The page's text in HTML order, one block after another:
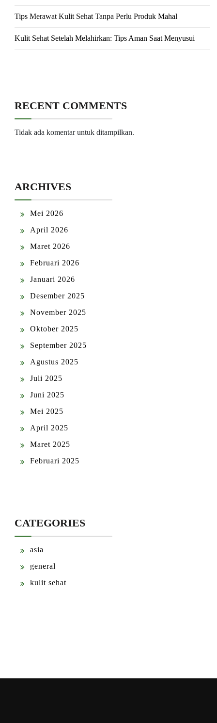
Tips Merawat Kulit Sehat Tanpa Perlu Produk Mahal
Kulit Sehat Setelah Melahirkan: Tips Aman Saat Menyusui
RECENT COMMENTS
Tidak ada komentar untuk ditampilkan.
ARCHIVES
Mei 2026
April 2026
Maret 2026
Februari 2026
Januari 2026
Desember 2025
November 2025
Oktober 2025
September 2025
Agustus 2025
Juli 2025
Juni 2025
Mei 2025
April 2025
Maret 2025
Februari 2025
CATEGORIES
asia
general
kulit sehat